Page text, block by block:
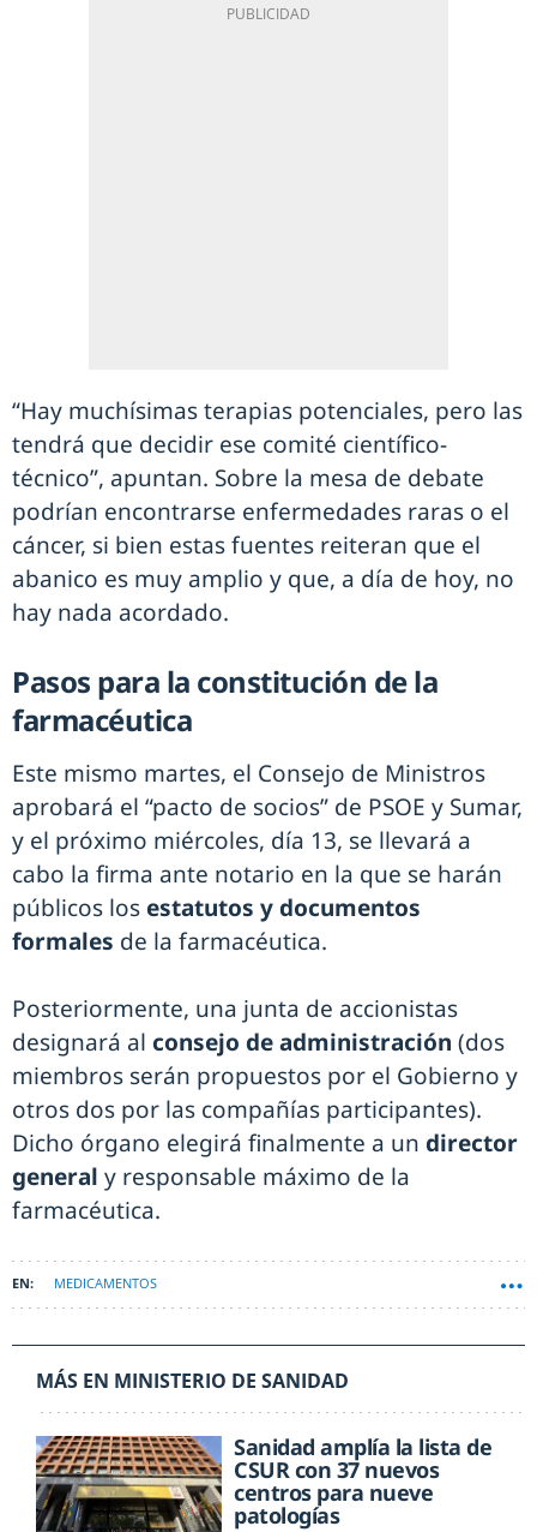
“Hay muchísimas terapias potenciales, pero las
tendrá que decidir ese comité científico-
técnico”, apuntan. Sobre la mesa de debate
podrían encontrarse enfermedades raras o el
cáncer, si bien estas fuentes reiteran que el
abanico es muy amplio y que, a día de hoy, no
hay nada acordado.
Pasos para la constitución de la
farmacéutica
Este mismo martes, el Consejo de Ministros
aprobará el “pacto de socios” de PSOE y Sumar,
y el próximo miércoles, día 13, se llevará a
cabo la firma ante notario en la que se harán
públicos los estatutos y documentos
formales de la farmacéutica.
Posteriormente, una junta de accionistas
designará al consejo de administración (dos
miembros serán propuestos por el Gobierno y
otros dos por las compañías participantes).
Dicho órgano elegirá finalmente a un director
general y responsable máximo de la
farmacéutica.
MEDICAMENTOS
MÁS EN MINISTERIO DE SANIDAD
Sanidad amplía la lista de
CSUR con 37 nuevos
centros para nueve
patologías